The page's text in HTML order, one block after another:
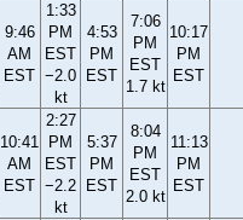
9:46
AM
EST
1:33
PM
EST
−2.0
kt
4:53
PM
EST
7:06
PM
EST
1.7 kt
10:17
PM
EST
10:41
AM
EST
2:27
PM
EST
−2.2
kt
5:37
PM
EST
8:04
PM
EST
2.0 kt
11:13
PM
EST